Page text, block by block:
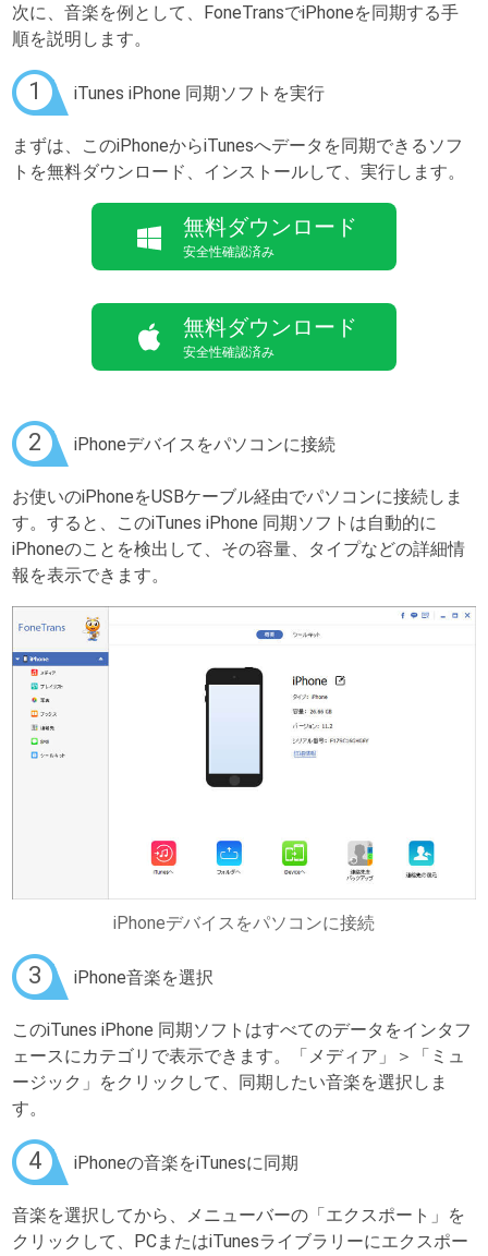
次に、音楽を例として、FoneTransでiPhoneを同期する手
順を説明します。
1 iTunes iPhone 同期ソフトを実行
まずは、このiPhoneからiTunesへデータを同期できるソフ
トを無料ダウンロード、インストールして、実行します。
無料ダウンロード
安全性確認済み
無料ダウンロード
安全性確認済み
2 iPhoneデバイスをパソコンに接続
お使いのiPhoneをUSBケーブル経由でパソコンに接続しま
す。すると、このiTunes iPhone 同期ソフトは自動的に
iPhoneのことを検出して、その容量、タイプなどの詳細情
報を表示できます。
iPhoneデバイスをパソコンに接続
3 iPhone音楽を選択
このiTunes iPhone 同期ソフトはすべてのデータをインタフ
ェースにカテゴリで表示できます。「メディア」＞「ミュ
ージック」をクリックして、同期したい音楽を選択しま
す。
4 iPhoneの音楽をiTunesに同期
音楽を選択してから、メニューバーの「エクスポート」を
クリックして、PCまたはiTunesライブラリーにエクスポー